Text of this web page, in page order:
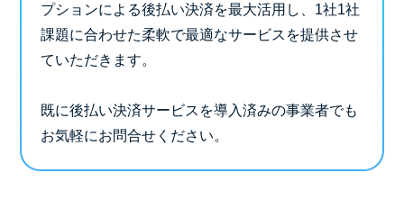
プションによる後払い決済を最大活用し、1社1社
課題に合わせた柔軟で最適なサービスを提供させ
ていただきます。
既に後払い決済サービスを導入済みの事業者でも
お気軽にお問合せください。